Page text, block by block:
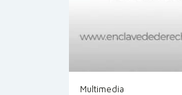
Multimedia